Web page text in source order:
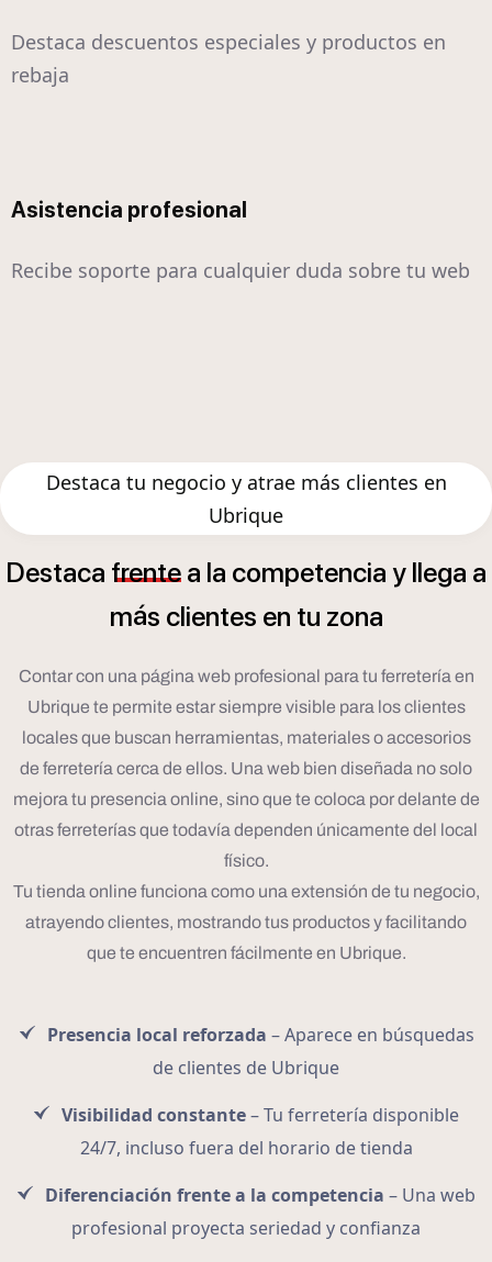
Destaca descuentos especiales y productos en
rebaja
Asistencia profesional
Recibe soporte para cualquier duda sobre tu web
Destaca tu negocio y atrae más clientes en
Ubrique
Destaca frente a la competencia y llega a
más clientes en tu zona
Contar con una página web profesional para tu ferretería en
Ubrique te permite estar siempre visible para los clientes
locales que buscan herramientas, materiales o accesorios
de ferretería cerca de ellos. Una web bien diseñada no solo
mejora tu presencia online, sino que te coloca por delante de
otras ferreterías que todavía dependen únicamente del local
físico.
Tu tienda online funciona como una extensión de tu negocio,
atrayendo clientes, mostrando tus productos y facilitando
que te encuentren fácilmente en Ubrique.
Presencia local reforzada – Aparece en búsquedas
de clientes de Ubrique
Visibilidad constante– Tu ferretería disponible
24/7, incluso fuera del horario de tienda
Diferenciación frente a la competencia – Una web
profesional proyecta seriedad y confianza